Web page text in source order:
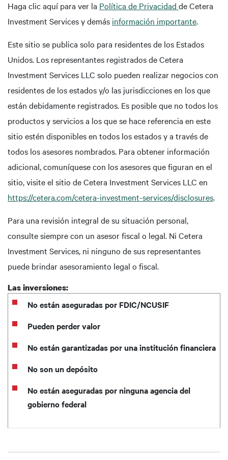
Haga clic aquí para ver la Política de Privacidad de Cetera
Investment Services y demás información importante.
Este sitio se publica solo para residentes de los Estados
Unidos. Los representantes registrados de Cetera
Investment Services LLC solo pueden realizar negocios con
residentes de los estados y/o las jurisdicciones en los que
están debidamente registrados. Es posible que no todos los
productos y servicios a los que se hace referencia en este
sitio estén disponibles en todos los estados y a través de
todos los asesores nombrados. Para obtener información
adicional, comuníquese con los asesores que figuran en el
sitio, visite el sitio de Cetera Investment Services LLC en
https://cetera.com/cetera-investment-services/disclosures.
Para una revisión integral de su situación personal,
consulte siempre con un asesor fiscal o legal. Ni Cetera
Investment Services, ni ninguno de sus representantes
puede brindar asesoramiento legal o fiscal.
Las inversiones:
No están aseguradas por FDIC/NCUSIF
Pueden perder valor
No están garantizadas por una institución financiera
No son un depósito
No están aseguradas por ninguna agencia del
gobierno federal